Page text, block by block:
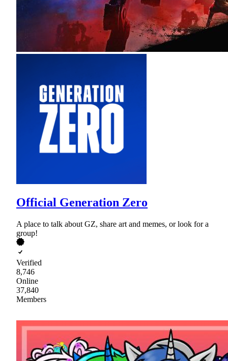
Official Generation Zero
A place to talk about GZ, share art and memes, or look for a
group!
Verified
8,746
Online
37,840
Members